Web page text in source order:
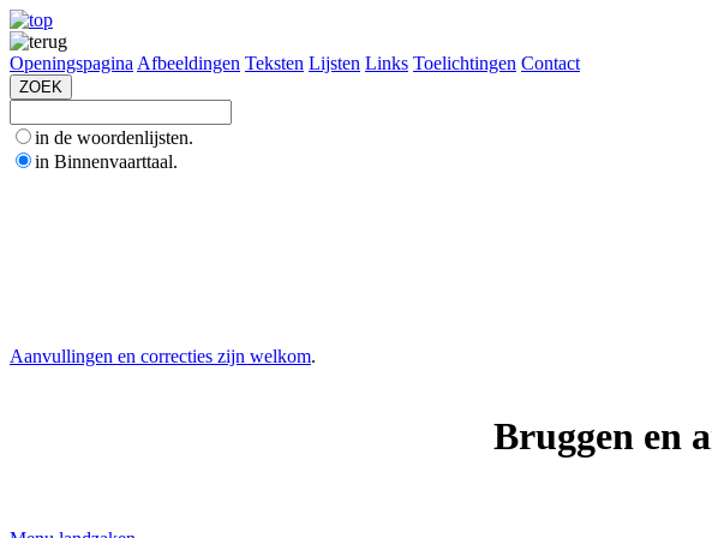
Openingspagina Afbeeldingen Teksten Lijsten Links Toelichtingen Contact
in de woordenlijsten.
in Binnenvaarttaal.
Aanvullingen en correcties zijn welkom.
Bruggen en